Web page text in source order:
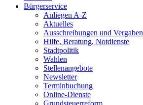
Bürgerservice
Anliegen A-Z
Aktuelles
Ausschreibungen und Vergaben
Hilfe, Beratung, Notdienste
Stadtpolitik
Wahlen
Stellenangebote
Newsletter
Terminbuchung
Online-Dienste
Grundsteuerreform